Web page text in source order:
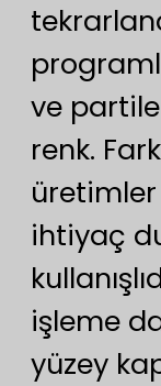
ve
renk.
üretimler
ihtiyaç
işleme
yüzey